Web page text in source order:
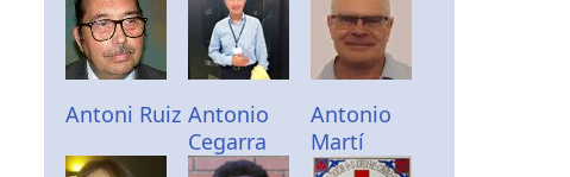
Antoni Ruiz Antonio
Cegarra
Antonio
Martí